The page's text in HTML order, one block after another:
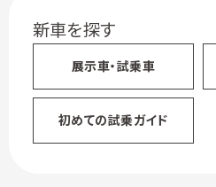
新車を探す
展示車・試乗車
初めての試乗ガイド